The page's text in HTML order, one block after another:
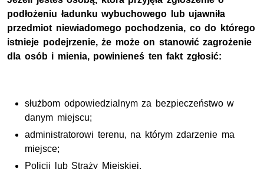
podłożeniu ładunku wybuchowego lub ujawniła
przedmiot niewiadomego pochodzenia, co do którego
istnieje podejrzenie, że może on stanowić zagrożenie
dla osób i mienia, powinieneś ten fakt zgłosić:
służbom odpowiedzialnym za bezpieczeństwo w
danym miejscu;
administratorowi terenu, na którym zdarzenie ma
miejsce;
Policji lub Straży Miejskiej.